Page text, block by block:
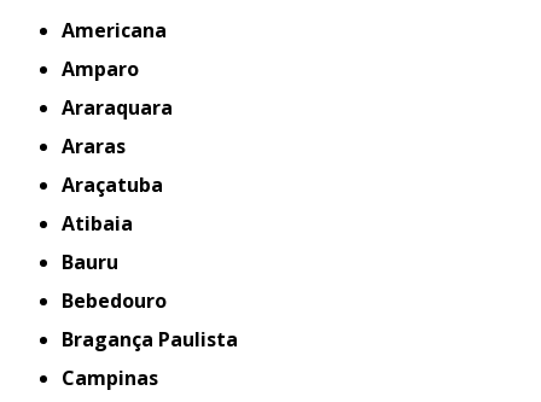
Americana
Amparo
Araraquara
Araras
Araçatuba
Atibaia
Bauru
Bebedouro
Bragança Paulista
Campinas